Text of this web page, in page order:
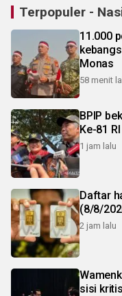
Terpopuler -
11.000
Monas
58 menit
BPIP
Ke-81
1 jam lalu
Daftar
2 jam lalu
sisi